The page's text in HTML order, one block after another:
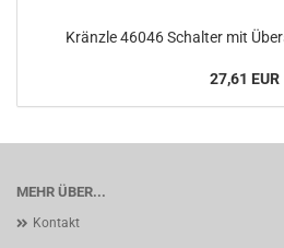
Kränzle 46046 Schalter mit
27,61 EUR
MEHR ÜBER...
Kontakt